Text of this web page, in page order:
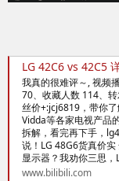
LG 42C6 vs 42C5 详
我真的很难评～, 视频
70、收藏人数 114、
丝价+:jcj6819，带你了
Vidda等各家电视产品
拆解，看完再下手，
说！LG 48G6货真价
显示器？我劝你三思，
www.bilibili.com